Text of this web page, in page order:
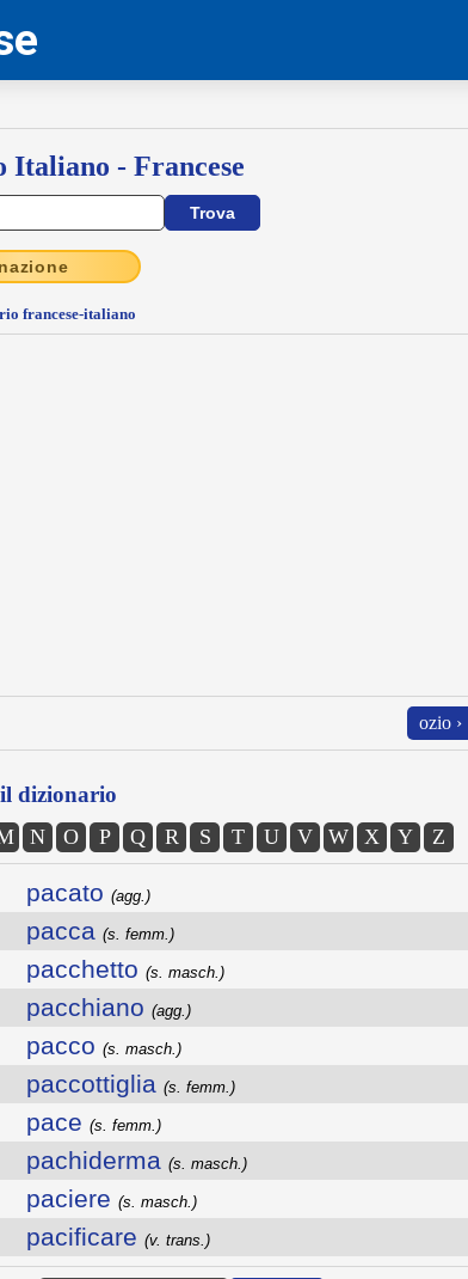
Italiano - Francese
francese-italiano
ozio ›
dizionario
N O P Q R S T U V W X Y Z
pacato (agg.)
pacca (s. femm.)
pacchetto (s. masch.)
pacchiano (agg.)
pacco (s. masch.)
paccottiglia (s. femm.)
pace (s. femm.)
pachiderma (s. masch.)
paciere (s. masch.)
pacificare (v. trans.)